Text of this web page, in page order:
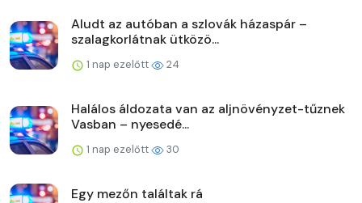
Aludt az autóban a szlovák házaspár –
szalagkorlátnak ütközö...
1 nap ezelőtt 24
Halálos áldozata van az aljnövényzet-tűznek
Vasban – nyesedé...
1 nap ezelőtt 30
Egy mezőn találtak rá